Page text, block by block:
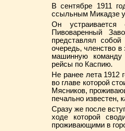
В сентябре 1911
ссыльным Микадзе
Он устраивается
Пивоваренный
представлял
очередь, членство
машинную команду
рейсы по Каспию.
Не ранее лета 1912
во главе которой
Мясников,
печально известен,
Сразу же после
ходе которой
проживающими в